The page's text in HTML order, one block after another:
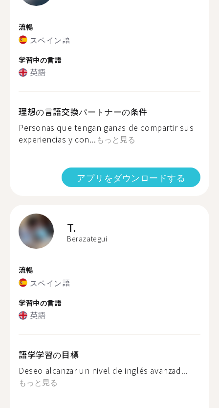
流暢
スペイン語
学習中の言語
英語
理想の言語交換パートナーの条件
Personas que tengan ganas de compartir sus
experiencias y con... もっと見る
アプリをダウンロードする
T.
Berazategui
流暢
スペイン語
学習中の言語
英語
語学学習の目標
Deseo alcanzar un nivel de inglés avanzad...
もっと見る